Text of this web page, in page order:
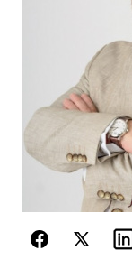
significa
Un saludo
10 abril, 2017
Responder
Tu dirección